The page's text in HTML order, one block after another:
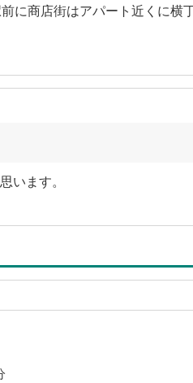
に商店街はアパート近くに横
います。